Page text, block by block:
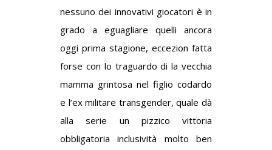
nessuno dei innovativi giocatori è in
grado a eguagliare quelli ancora
oggi prima stagione, eccezion fatta
forse con lo traguardo di la vecchia
mamma grintosa nel figlio codardo
e l’ex militare transgender, quale dà
alla serie un pizzico vittoria
obbligatoria inclusività molto ben